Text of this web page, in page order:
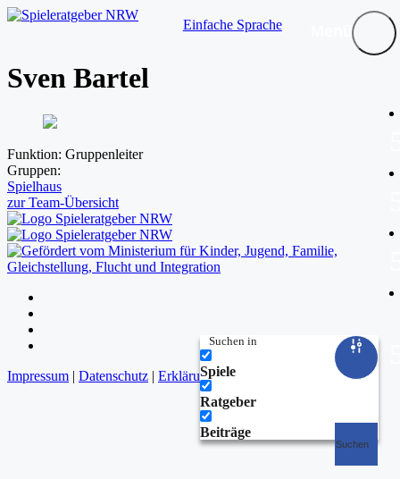
Einfache Sprache
Suchen
Suchen in
Spiele
Ratgeber
Beiträge
Menü
Sven Bartel
Funktion: Gruppenleiter
Gruppen:
Spielhaus
zur Team-Übersicht
Impressum | Datenschutz | Erklärung zur Barrierefreiheit